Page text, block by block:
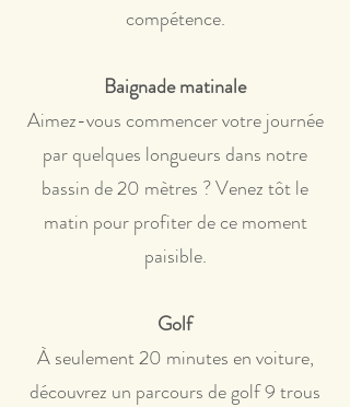
compétence.
Baignade matinale
Aimez-vous commencer votre journée
par quelques longueurs dans notre
bassin de 20 mètres ? Venez tôt le
matin pour profiter de ce moment
paisible.
Golf
À seulement 20 minutes en voiture,
découvrez un parcours de golf 9 trous